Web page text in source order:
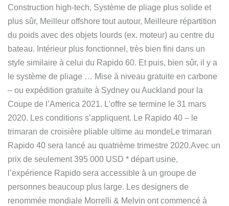
Construction high-tech, Système de pliage plus solide et
plus sûr, Meilleur offshore tout autour, Meilleure répartition
du poids avec des objets lourds (ex. moteur) au centre du
bateau. Intérieur plus fonctionnel, très bien fini dans un
style similaire à celui du Rapido 60. Et puis, bien sûr, il y a
le système de pliage … Mise à niveau gratuite en carbone
– ou expédition gratuite à Sydney ou Auckland pour la
Coupe de l’America 2021. L’offre se termine le 31 mars
2020. Les conditions s’appliquent. Le Rapido 40 – le
trimaran de croisière pliable ultime au mondeLe trimaran
Rapido 40 sera lancé au quatrième trimestre 2020.Avec un
prix de seulement 395 000 USD * départ usine,
l’expérience Rapido sera accessible à un groupe de
personnes beaucoup plus large. Les designers de
renommée mondiale Morrelli & Melvin ont commencé à